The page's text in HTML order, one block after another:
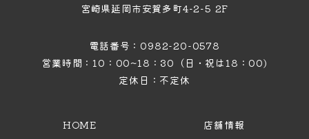
HOME 店舗情報
宮崎県延岡市安賀多町4−2−5 2F
電話番号：0982-20-0578
営業時間：10：00~18：30（日・祝は18：00)
定休日：不定休